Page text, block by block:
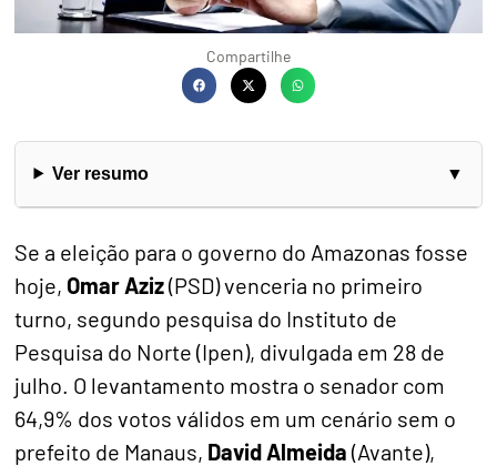
Compartilhe
Ver resumo
Se a eleição para o governo do Amazonas fosse
hoje, Omar Aziz(PSD) venceria no primeiro
turno, segundo pesquisa do Instituto de
Pesquisa do Norte (Ipen), divulgada em 28 de
julho. O levantamento mostra o senador com
64,9% dos votos válidos em um cenário sem o
prefeito de Manaus, David Almeida (Avante),